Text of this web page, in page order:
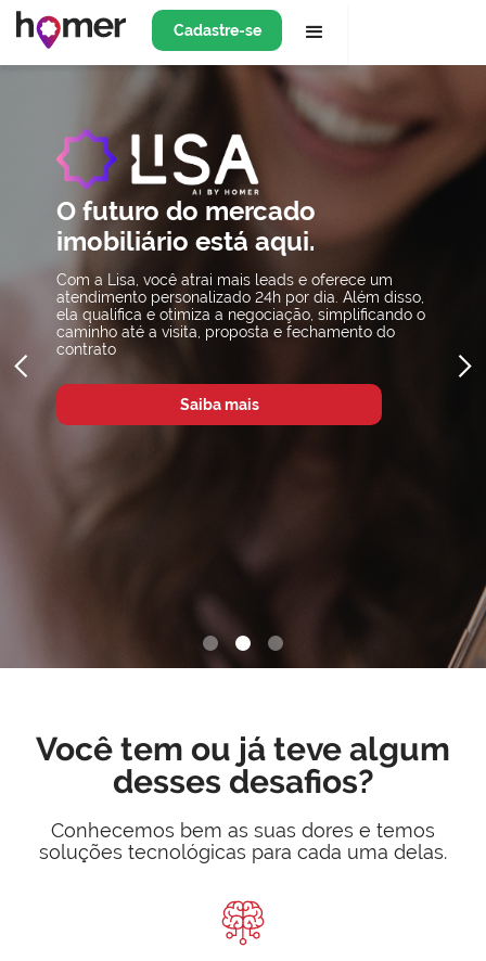
Cadastre-se
O futuro do mercado
imobiliário está aqui.
Com a Lisa, você atrai mais leads e oferece um
atendimento personalizado 24h por dia. Além disso,
ela qualifica e otimiza a negociação, simplificando o
caminho até a visita, proposta e fechamento do
contrato
Saiba mais
Você tem ou já teve algum
desses desafios?
Conhecemos bem as suas dores e temos
soluções tecnológicas para cada uma delas.